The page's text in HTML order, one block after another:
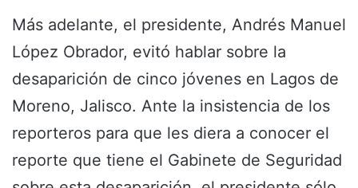
Más adelante, el presidente, Andrés Manuel
López Obrador, evitó hablar sobre la
desaparición de cinco jóvenes en Lagos de
Moreno, Jalisco. Ante la insistencia de los
reporteros para que les diera a conocer el
reporte que tiene el Gabinete de Seguridad